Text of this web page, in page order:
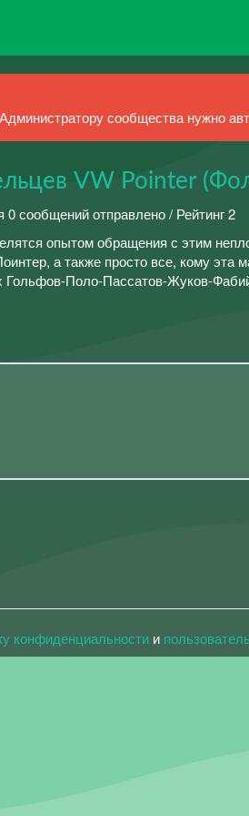
сообщества нужно
VW Pointer
0 сообщений отправлено / Рейтинг 2
опытом обращения с этим
а также просто все, кому
Гольфов-Поло-Пассатов-Жуков-
конфиденциальности и